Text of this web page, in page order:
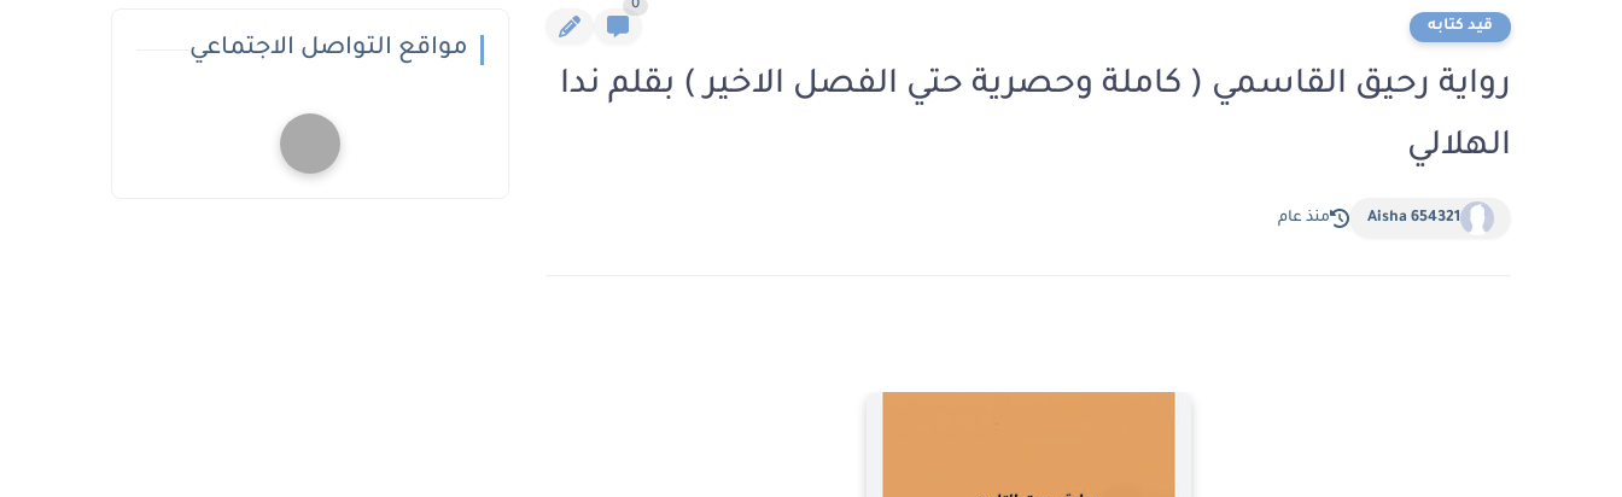
قيد كتابه
0
رواية رحيق القاسمي ( كاملة وحصرية حتي الفصل الاخير ) بقلم ندا
الهلالي
Aisha 654321 منذ عام
مواقع التواصل الاجتماعي